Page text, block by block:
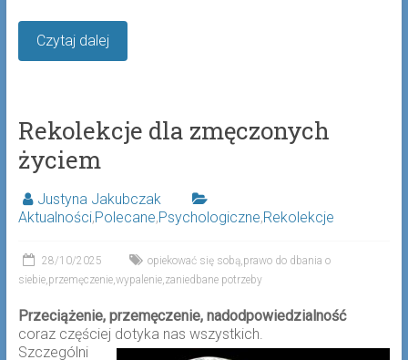
Czytaj dalej
Rekolekcje dla zmęczonych
życiem
Justyna Jakubczak
Aktualności,Polecane,Psychologiczne,Rekolekcje
28/10/2025 opiekować się sobą, prawo do dbania o
siebie, przemęczenie, wypalenie, zaniedbane potrzeby
Przeciążenie, przemęczenie, nadodpowiedzialność
coraz częściej dotyka nas wszystkich.
Szczególni